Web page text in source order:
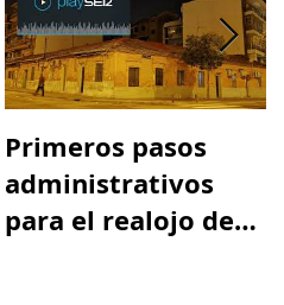
Primeros pasos
administrativos
para el realojo de